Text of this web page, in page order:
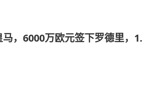
，6000万欧元签下罗德里，1.